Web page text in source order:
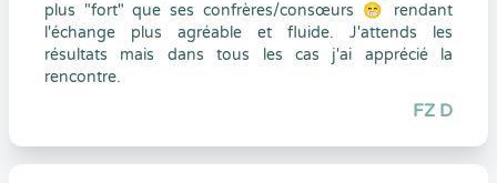
plus "fort" que ses confrères/consœurs 😁 rendant
l'échange plus agréable et fluide. J'attends les
résultats mais dans tous les cas j'ai apprécié la
rencontre.
FZ D